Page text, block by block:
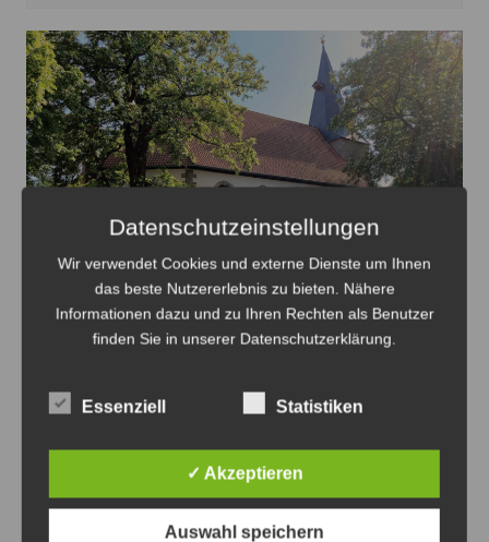
Änderung der Öffnungszeiten während der Ferien - Foto:
JPH
27. Juni 2026
Datenschutzeinstellungen
Wir verwendet Cookies und externe Dienste um Ihnen
das beste Nutzererlebnis zu bieten. Nähere
Informationen dazu und zu Ihren Rechten als Benutzer
finden Sie in unserer Datenschutzerklärung.
Essenziell Statistiken
✓ Akzeptieren
Auswahl speichern